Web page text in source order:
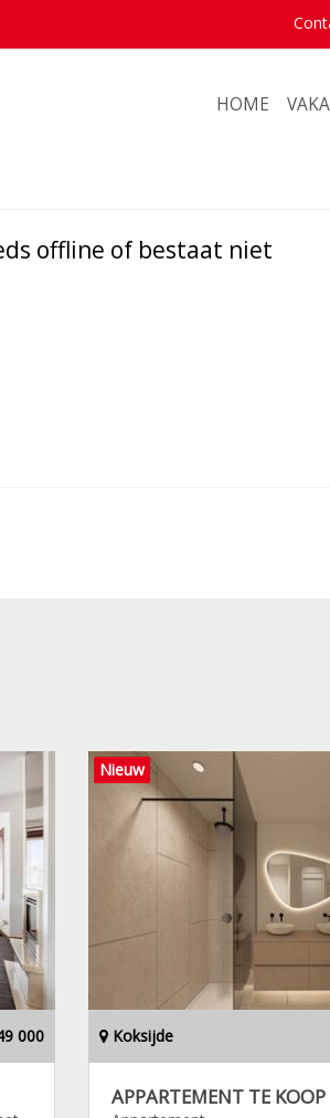
HOME
offline of bestaat niet
000
Nieuw
Koksijde
APPARTEMENT TE KOOP